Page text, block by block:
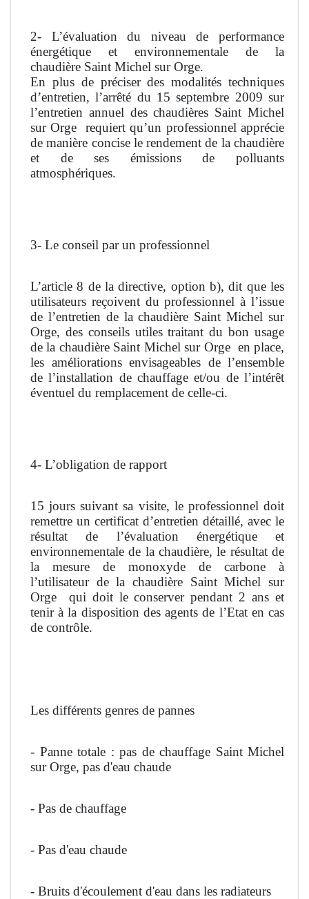
2- L’évaluation du niveau de performance
énergétique et environnementale de la
chaudière Saint Michel sur Orge.
En plus de préciser des modalités techniques
d’entretien, l’arrêté du 15 septembre 2009 sur
l’entretien annuel des chaudières Saint Michel
sur Orge
requiert qu’un professionnel apprécie
de manière concise le rendement de la chaudière
et de ses émissions de polluants
atmosphériques.
3- Le conseil par un professionnel
L’article 8 de la directive, option b), dit que les
utilisateurs reçoivent du professionnel à l’issue
de l’entretien de la chaudière Saint Michel sur
Orge, des conseils utiles traitant du bon usage
de la chaudière Saint Michel sur Orge en place,
les améliorations envisageables de l’ensemble
de l’installation de chauffage et/ou de l’intérêt
éventuel du remplacement de celle-ci.
4- L’obligation de rapport
15 jours suivant sa visite, le professionnel doit
remettre un certificat d’entretien détaillé, avec le
résultat de l’évaluation énergétique et
environnementale de la chaudière, le résultat de
la mesure de monoxyde de carbone à
l’utilisateur de la chaudière Saint Michel sur
Orge
qui doit le conserver pendant 2 ans et
tenir à la disposition des agents de l’Etat en cas
de contrôle.
Les différents genres de pannes
- Panne totale : pas de chauffage Saint Michel
sur Orge, pas d'eau chaude
- Pas de chauffage
- Pas d'eau chaude
- Bruits d'écoulement d'eau dans les radiateurs